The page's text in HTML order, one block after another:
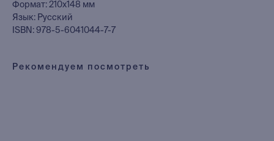
Формат: 210х148 мм
Язык: Русский
ISBN: 978-5-6041044-7-7
Рекомендуем посмотреть
Каталог
Выбор Бартлби